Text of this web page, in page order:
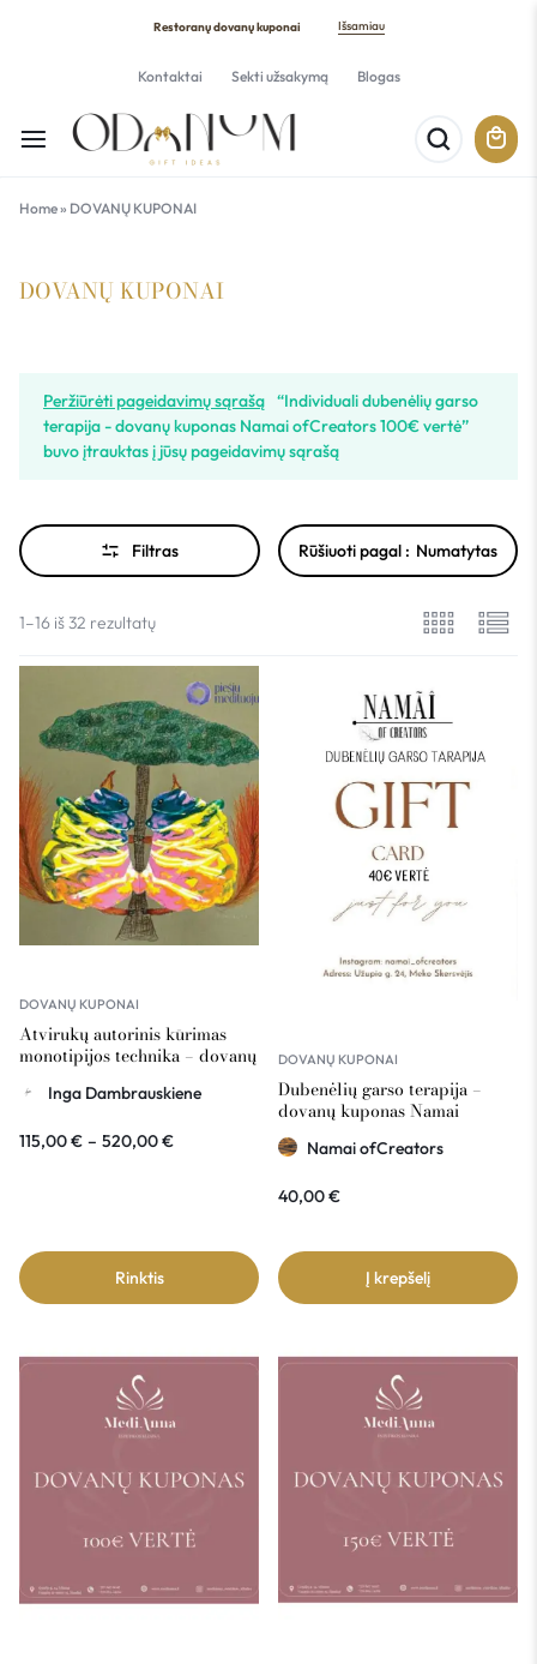
Restoranų dovanų kuponai Išsamiau
Kontaktai Sekti užsakymą Blogas
Home» DOVANŲ KUPONAI
DOVANŲ KUPONAI
Peržiūrėti pageidavimų sąrašą “Individuali dubenėlių garso
terapija - dovanų kuponas Namai ofCreators 100€ vertė”
buvo įtrauktas į jūsų pageidavimų sąrašą
Filtras Rūšiuoti pagal : Numatytas
1–16 iš 32 rezultatų
DOVANŲ KUPONAI
Atvirukų autorinis kūrimas
monotipijos technika – dovanų
Inga Dambrauskiene
115,00€ – 520,00€
Rinktis
DOVANŲ KUPONAI
Dubenėlių garso terapija –
dovanų kuponas Namai
ofCreators 40€ vertė
Namai ofCreators
40,00€
Į krepšelį